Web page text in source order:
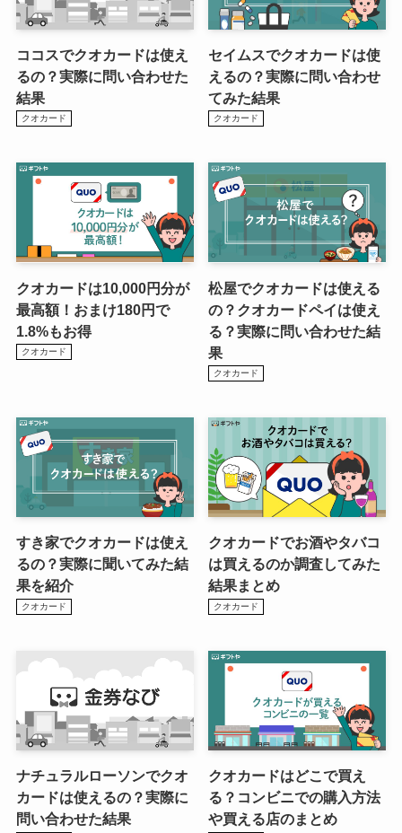
ココスでクオカードは使え
るの？実際に問い合わせた
結果
クオカード
セイムスでクオカードは使
えるの？実際に問い合わせ
てみた結果
クオカード
クオカードは10,000円分が
最高額！おまけ180円で
1.8%もお得
クオカード
松屋でクオカードは使える
の？クオカードペイは使え
る？実際に問い合わせた結
果
クオカード
すき家でクオカードは使え
るの？実際に聞いてみた結
果を紹介
クオカード
クオカードでお酒やタバコ
は買えるのか調査してみた
結果まとめ
クオカード
ナチュラルローソンでクオ
カードは使えるの？実際に
問い合わせた結果
クオカードはどこで買え
る？コンビニでの購入方法
や買える店のまとめ